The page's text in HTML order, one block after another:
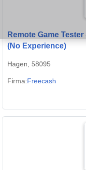
Remote Game
(No Experience)
Hagen, 58095
Firma:Freecash